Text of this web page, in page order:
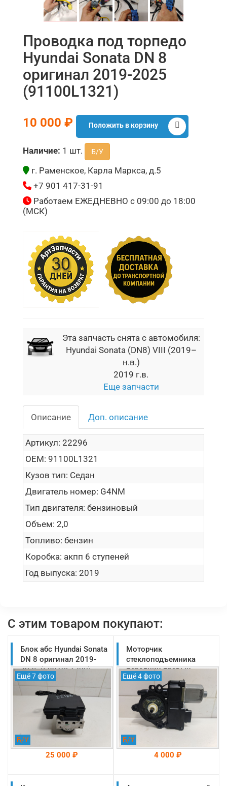
Проводка под торпедо
Hyundai Sonata DN 8
оригинал 2019-2025
(91100L1321)
10 000 ₽ Положить в корзину
Наличие: 1 шт. Б/У
г. Раменское, Карла Маркса, д.5
+7 901 417-31-91
Работаем ЕЖЕДНЕВНО с 09:00 до 18:00
(МСК)
Эта запчасть снята с автомобиля:
Hyundai Sonata (DN8) VIII (2019–
н.в.)
2019 г.в.
Еще запчасти
Описание Доп. описание
Артикул: 22296
OEM: 91100L1321
Кузов тип: Седан
Двигатель номер: G4NM
Тип двигателя: бензиновый
Объем: 2,0
Топливо: бензин
Коробка: акпп 6 ступеней
Год выпуска: 2019
С этим товаром покупают:
Блок абс Hyundai Sonata
DN 8 оригинал 2019-
2025 (58910L1300)
Ещё 7 фото
Б/У
25 000 ₽
Моторчик
стеклоподъемника
передний правый
Hyundai Sonata DN 8
оригинал 2019-2025
(82460L1010)
Ещё 4 фото
Б/У
4 000 ₽